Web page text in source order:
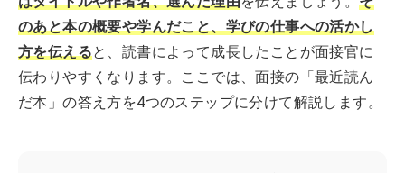
のあと本の概要や学んだこと、学びの仕事への活かし
方を伝えると、読書によって成長したことが面接官に
伝わりやすくなります。ここでは、面接の「最近読ん
だ本」の答え方を4つのステップに分けて解説します。